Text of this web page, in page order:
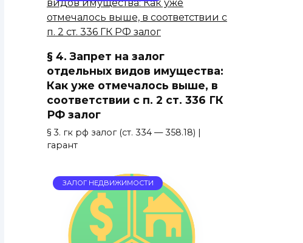
§ 4. Запрет на залог
отдельных видов имущества:
Как уже отмечалось выше, в
соответствии с п. 2 ст. 336 ГК
РФ залог
§ 3. гк рф залог (ст. 334 — 358.18) |
гарант
ЗАЛОГ НЕДВИЖИМОСТИ